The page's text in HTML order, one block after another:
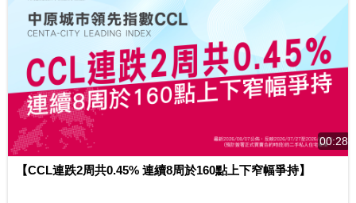
00:28
【CCL連跌2周共0.45% 連續8周於160點上下窄幅爭持】